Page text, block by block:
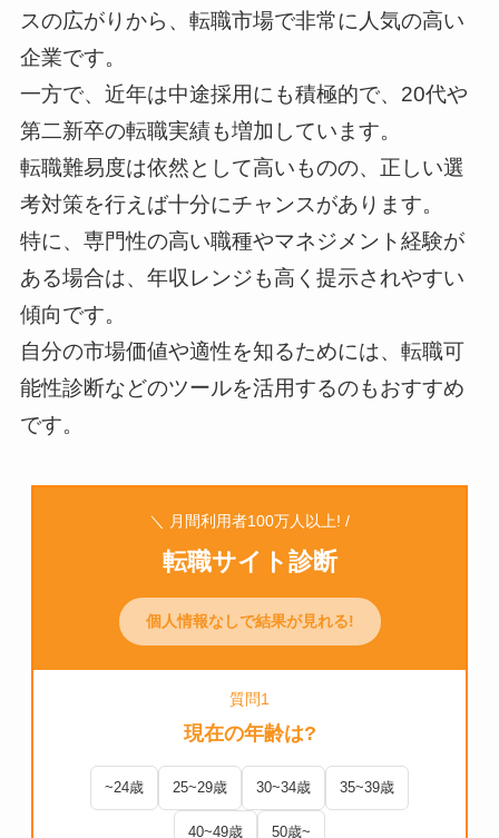
スの広がりから、転職市場で非常に人気の高い
企業です。
一方で、近年は中途採用にも積極的で、20代や
第二新卒の転職実績も増加しています。
転職難易度は依然として高いものの、正しい選
考対策を行えば十分にチャンスがあります。
特に、専門性の高い職種やマネジメント経験が
ある場合は、年収レンジも高く提示されやすい
傾向です。
自分の市場価値や適性を知るためには、転職可
能性診断などのツールを活用するのもおすすめ
です。
＼ 月間利用者100万人以上! /
転職サイト診断
個人情報なしで結果が見れる!
質問1
現在の年齢は?
~24歳 25~29歳 30~34歳 35~39歳
40~49歳 50歳~